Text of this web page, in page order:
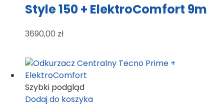
Style 150 + ElektroComfort 9m
3690,00 zł
Szybki podgląd
Dodaj do koszyka